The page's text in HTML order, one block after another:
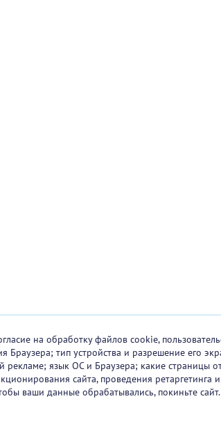
на обработку файлов cookie,
Браузера; тип устройства и разрешение его
рекламе; язык ОС и Браузера; какие страницы
сайта, проведения ретаргетинга
ваши данные обрабатывались, покиньте сайт.